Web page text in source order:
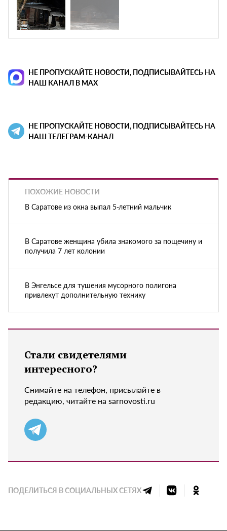
НЕ ПРОПУСКАЙТЕ НОВОСТИ, ПОДПИСЫВАЙТЕСЬ НА
НАШ КАНАЛ В MAX
НЕ ПРОПУСКАЙТЕ НОВОСТИ, ПОДПИСЫВАЙТЕСЬ НА
НАШ ТЕЛЕГРАМ-КАНАЛ
ПОХОЖИЕ НОВОСТИ
В Саратове из окна выпал 5-летний мальчик
В Саратове женщина убила знакомого за пощечину и
получила 7 лет колонии
В Энгельсе для тушения мусорного полигона
привлекут дополнительную технику
Стали свидетелями
интересного?
Снимайте на телефон, присылайте в
редакцию, читайте на sarnovosti.ru
ПОДЕЛИТЬСЯ В СОЦИАЛЬНЫХ СЕТЯХ